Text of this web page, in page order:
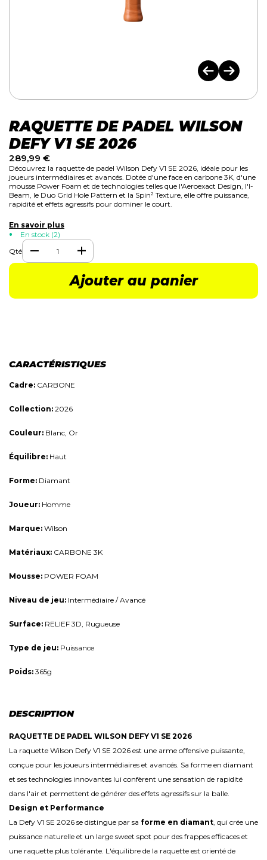
RAQUETTE DE PADEL WILSON
DEFY V1 SE 2026
289,99 €
Découvrez la raquette de padel Wilson Defy V1 SE 2026, idéale pour les
joueurs intermédiaires et avancés. Dotée d'une face en carbone 3K, d'une
mousse Power Foam et de technologies telles que l'Aeroexact Design, l'I-
Beam, le Duo Grid Hole Pattern et la Spin² Texture, elle offre puissance,
rapidité et effets agressifs pour dominer le court.
En savoir plus
En stock (2)
Qté
Ajouter au panier
CARACTÉRISTIQUES
Cadre: CARBONE
Collection: 2026
Couleur: Blanc, Or
Équilibre: Haut
Forme: Diamant
Joueur: Homme
Marque: Wilson
Matériaux: CARBONE 3K
Mousse: POWER FOAM
Niveau de jeu: Intermédiaire / Avancé
Surface: RELIEF 3D, Rugueuse
Type de jeu: Puissance
Poids: 365g
DESCRIPTION
RAQUETTE DE PADEL WILSON DEFY V1 SE 2026
La raquette Wilson Defy V1 SE 2026 est une arme offensive puissante,
conçue pour les joueurs intermédiaires et avancés. Sa forme en diamant
et ses technologies innovantes lui confèrent une sensation de rapidité
dans l'air et permettent de générer des effets agressifs sur la balle.
Design et Performance
La Defy V1 SE 2026 se distingue par sa forme en diamant, qui crée une
puissance naturelle et un large sweet spot pour des frappes efficaces et
une raquette plus tolérante. L'équilibre de la raquette est orienté de